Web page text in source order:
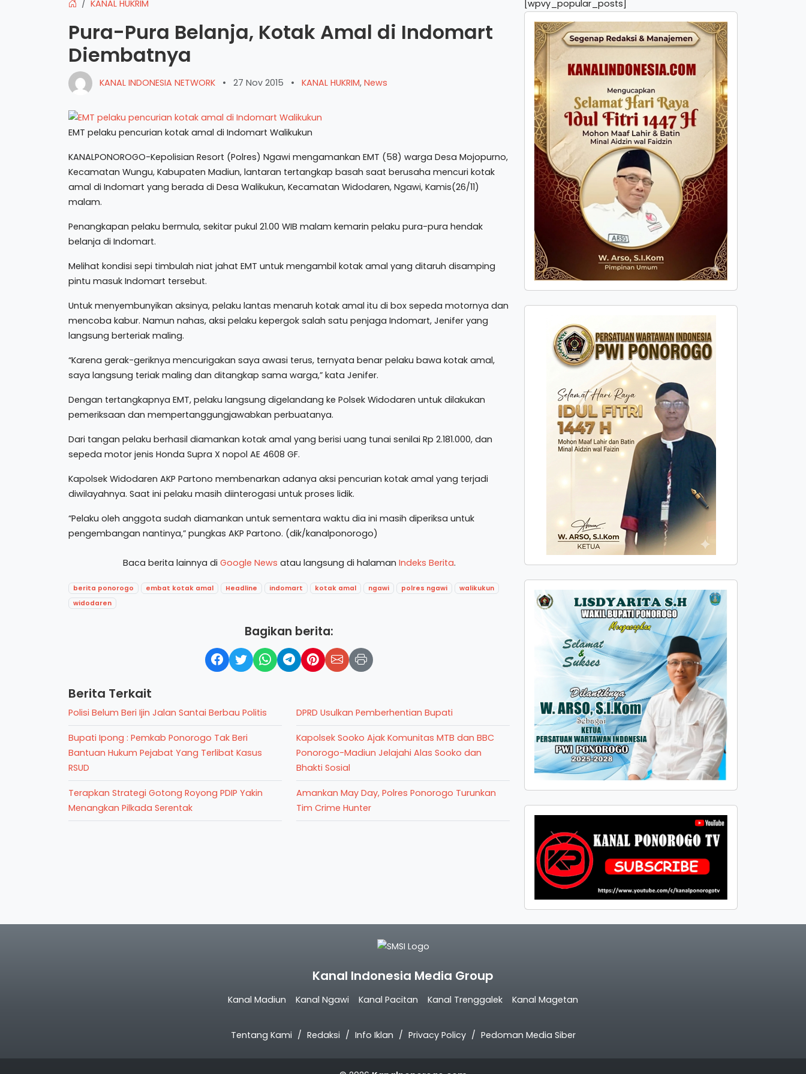
KANAL HUKRIM
Pura-Pura Belanja, Kotak Amal di Indomart
Diembatnya
KANAL INDONESIA NETWORK • 27 Nov 2015 • KANAL HUKRIM, News
EMT pelaku pencurian kotak amal di Indomart Walikukun
KANALPONOROGO-Kepolisian Resort (Polres) Ngawi mengamankan EMT (58) warga Desa Mojopurno,
Kecamatan Wungu, Kabupaten Madiun, lantaran tertangkap basah saat berusaha mencuri kotak
amal di Indomart yang berada di Desa Walikukun, Kecamatan Widodaren, Ngawi, Kamis(26/11)
malam.
Penangkapan pelaku bermula, sekitar pukul 21.00 WIB malam kemarin pelaku pura-pura hendak
belanja di Indomart.
Melihat kondisi sepi timbulah niat jahat EMT untuk mengambil kotak amal yang ditaruh disamping
pintu masuk Indomart tersebut.
Untuk menyembunyikan aksinya, pelaku lantas menaruh kotak amal itu di box sepeda motornya dan
mencoba kabur. Namun nahas, aksi pelaku kepergok salah satu penjaga Indomart, Jenifer yang
langsung berteriak maling.
“Karena gerak-geriknya mencurigakan saya awasi terus, ternyata benar pelaku bawa kotak amal,
saya langsung teriak maling dan ditangkap sama warga,” kata Jenifer.
Dengan tertangkapnya EMT, pelaku langsung digelandang ke Polsek Widodaren untuk dilakukan
pemeriksaan dan mempertanggungjawabkan perbuatanya.
Dari tangan pelaku berhasil diamankan kotak amal yang berisi uang tunai senilai Rp 2.181.000, dan
sepeda motor jenis Honda Supra X nopol AE 4608 GF.
Kapolsek Widodaren AKP Partono membenarkan adanya aksi pencurian kotak amal yang terjadi
diwilayahnya. Saat ini pelaku masih diinterogasi untuk proses lidik.
“Pelaku oleh anggota sudah diamankan untuk sementara waktu dia ini masih diperiksa untuk
pengembangan nantinya,” pungkas AKP Partono. (dik/kanalponorogo)
Baca berita lainnya di Google News atau langsung di halaman Indeks Berita.
berita ponorogo embat kotak amal Headline indomart kotak amal ngawi polres ngawi
walikukun
widodaren
Bagikan berita:
Berita Terkait
Polisi Belum Beri Ijin Jalan Santai Berbau Politis
Bupati Ipong : Pemkab Ponorogo Tak Beri
Bantuan Hukum Pejabat Yang Terlibat Kasus
RSUD
Terapkan Strategi Gotong Royong PDIP Yakin
Menangkan Pilkada Serentak
DPRD Usulkan Pemberhentian Bupati
Kapolsek Sooko Ajak Komunitas MTB dan BBC
Ponorogo-Madiun Jelajahi Alas Sooko dan
Bhakti Sosial
Amankan May Day, Polres Ponorogo Turunkan
Tim Crime Hunter
[wpvy_popular_posts]
Kanal Indonesia Media Group
Kanal Madiun Kanal Ngawi Kanal Pacitan Kanal Trenggalek Kanal Magetan
Tentang Kami Redaksi Info Iklan Privacy Policy Pedoman Media Siber